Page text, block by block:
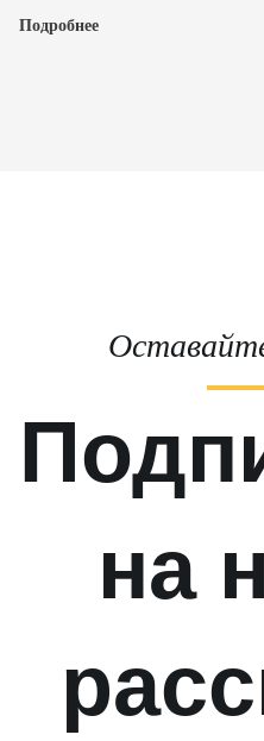
Подробнее
на